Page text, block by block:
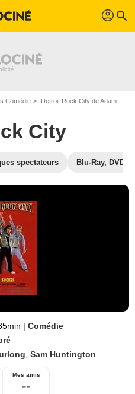
profil search
Comédie Detroit Rock City de Adam Rifkin
City
spectateurs Blu-Ray, DVD
| Comédie
Sam Huntington
Mes amis
--